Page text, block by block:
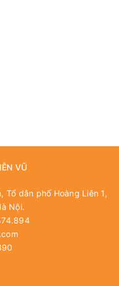
VŨ
Tổ dân phố Hoàng Liên 1,
Nội.